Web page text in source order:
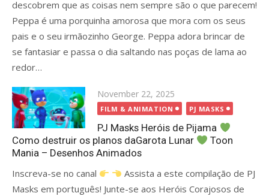
descobrem que as coisas nem sempre são o que parecem!
Peppa é uma porquinha amorosa que mora com os seus
pais e o seu irmãozinho George. Peppa adora brincar de
se fantasiar e passa o dia saltando nas poças de lama ao
redor…
Posted
on
November 22, 2025
FILM & ANIMATION PJ MASKS
PJ Masks Heróis de Pijama
Como destruir os planos daGarota Lunar
Toon
Mania – Desenhos Animados
Inscreva-se no canal
Assista a este compilação de PJ
Masks em português! Junte-se aos Heróis Corajosos de